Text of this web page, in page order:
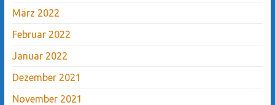
März 2022
Februar 2022
Januar 2022
Dezember 2021
November 2021